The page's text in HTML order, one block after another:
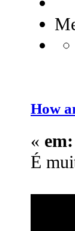
How
« em:
É